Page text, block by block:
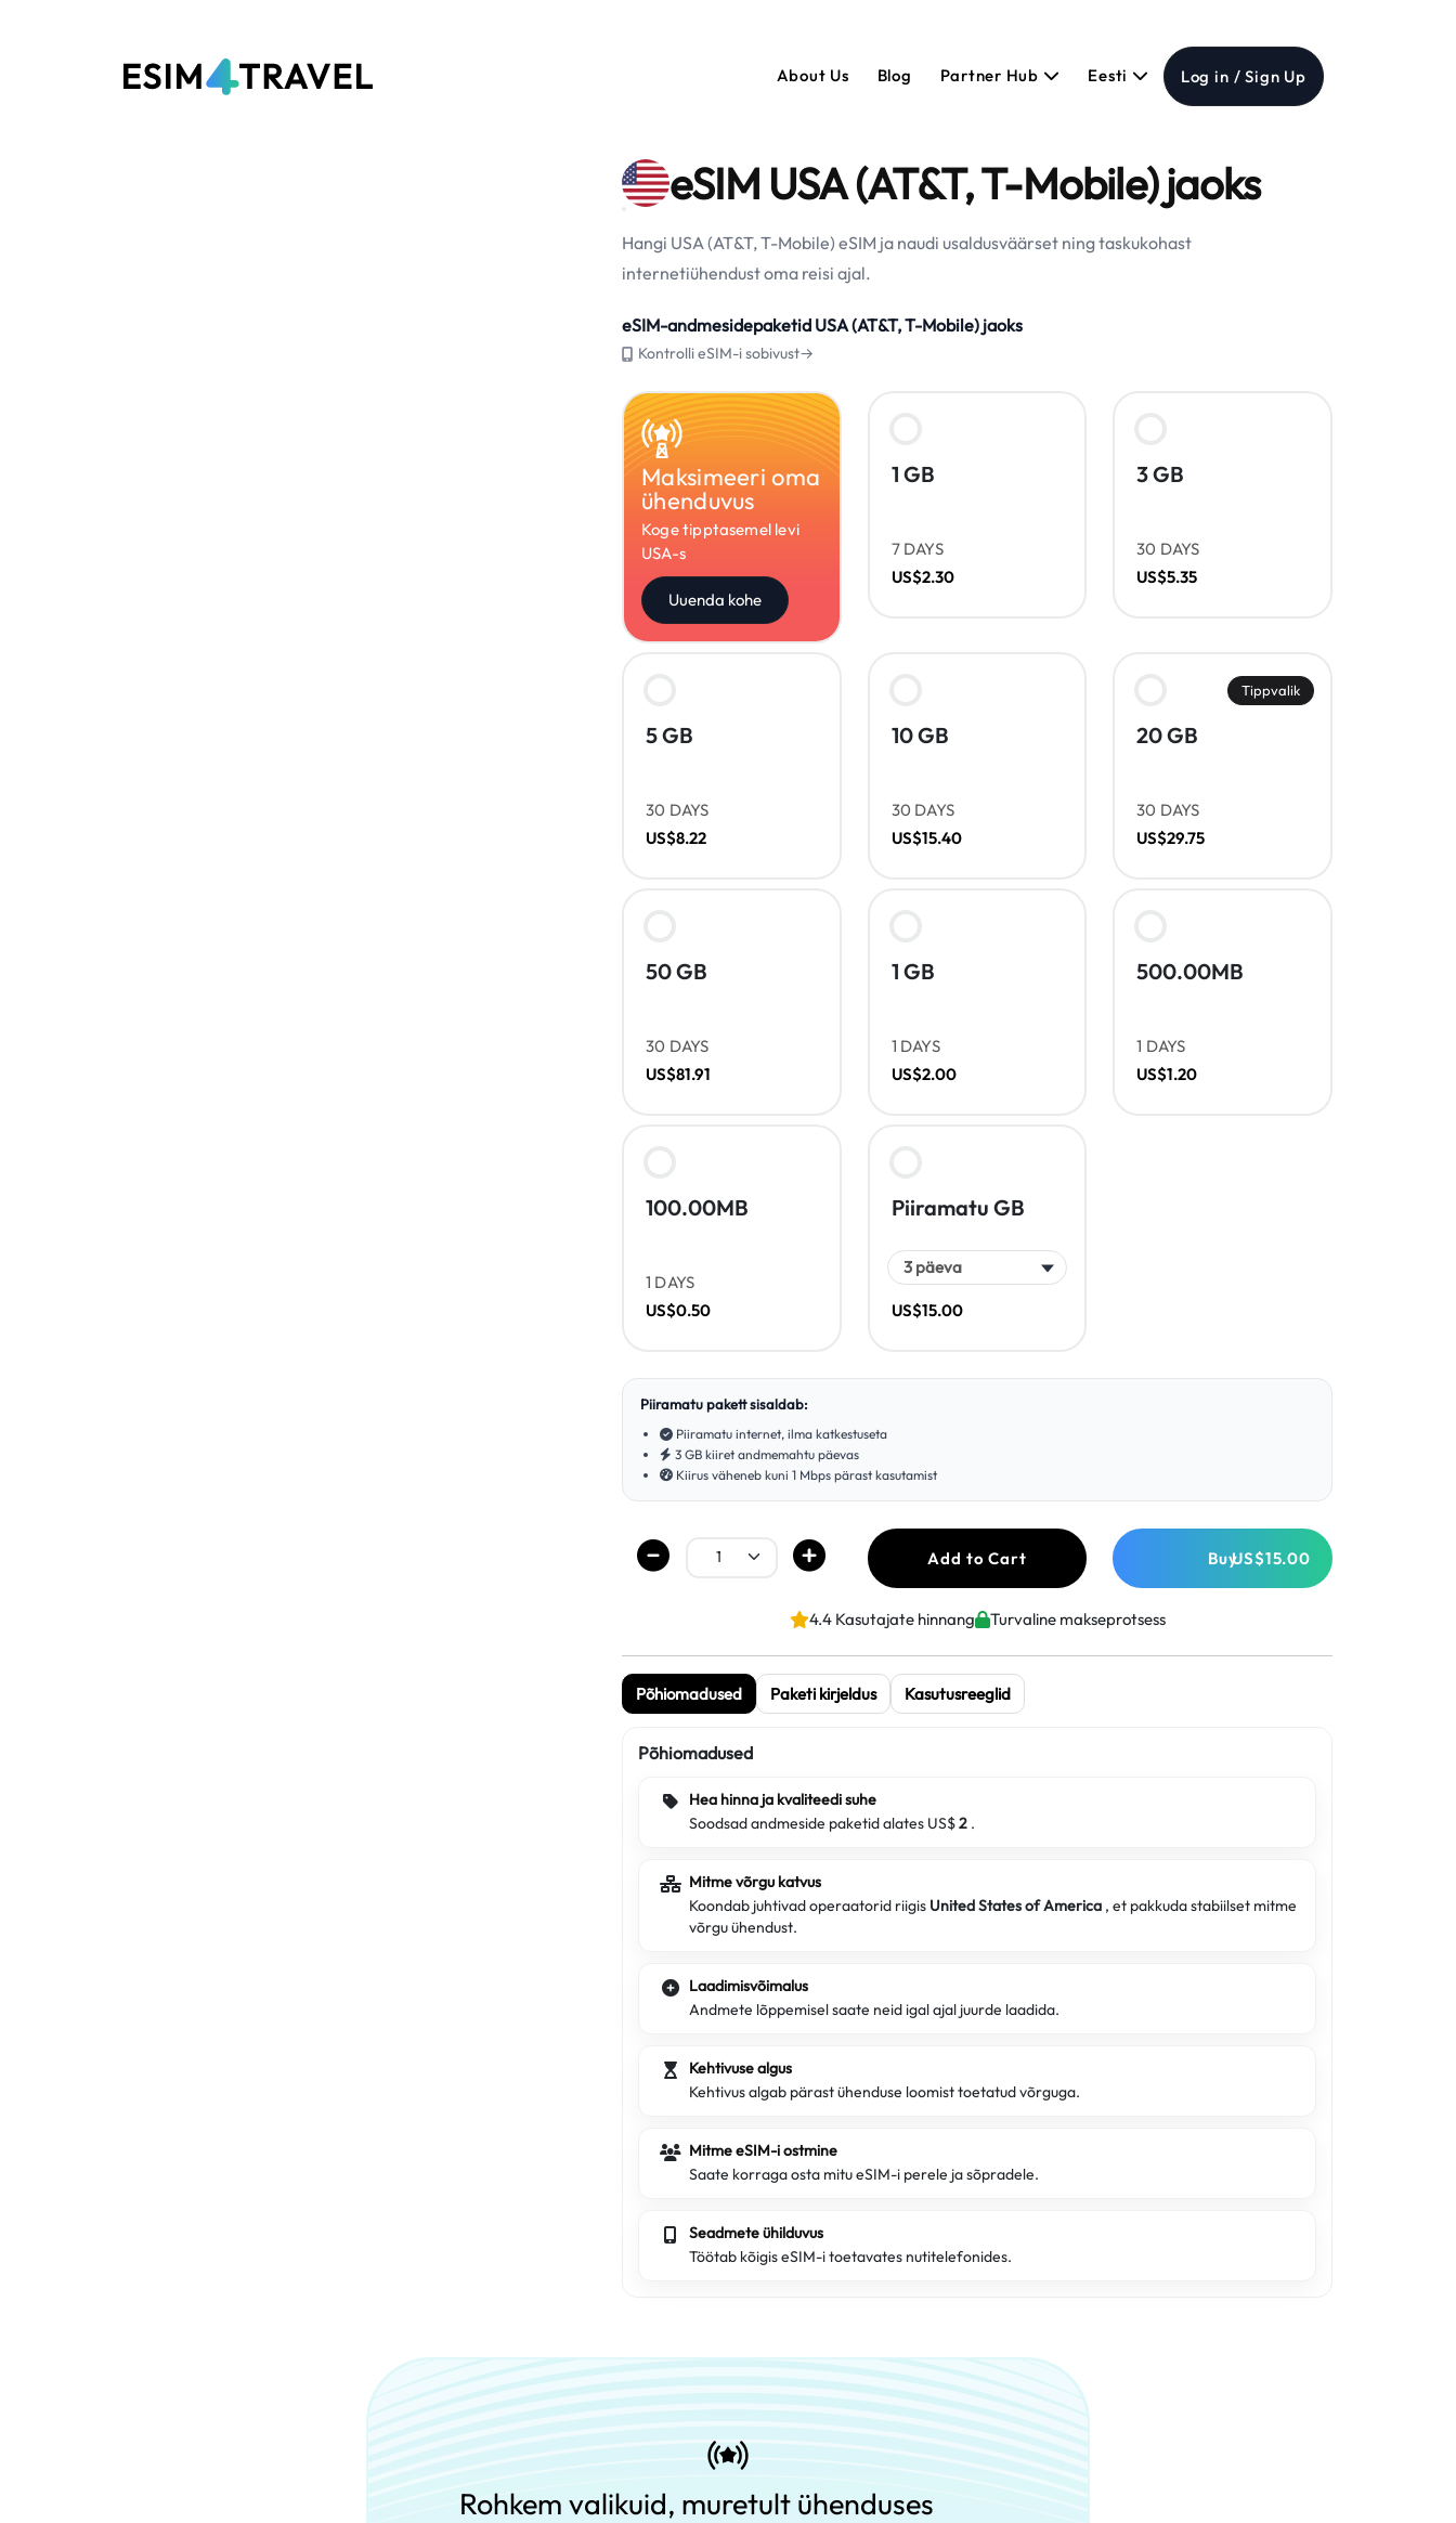
About Us Blog Partner Hub Eesti Log in / Sign Up
eSIM USA (AT&T, T-Mobile) jaoks
Hangi USA (AT&T, T-Mobile) eSIM ja naudi usaldusväärset ning taskukohast
internetiühendust oma reisi ajal.
eSIM-andmesidepaketid USA (AT&T, T-Mobile) jaoks
Kontrolli eSIM-i sobivust→
Maksimeeri oma
ühenduvus
Koge tipptasemel levi
USA-s
Uuenda kohe
1 GB
7 DAYS
US$2.30
3 GB
30 DAYS
US$5.35
5 GB
30 DAYS
US$8.22
10 GB
30 DAYS
US$15.40
Tippvalik
20 GB
30 DAYS
US$29.75
50 GB
30 DAYS
US$81.91
1 GB
1 DAYS
US$2.00
500.00MB
1 DAYS
US$1.20
100.00MB
1 DAYS
US$0.50
Piiramatu GB
US$15.00
Piiramatu pakett sisaldab:
Piiramatu internet, ilma katkestuseta
3 GB kiiret andmemahtu päevas
Kiirus väheneb kuni 1 Mbps pärast kasutamist
Add to Cart BuyUS$15.00
4.4 Kasutajate hinnang Turvaline makseprotsess
Põhiomadused Paketi kirjeldus Kasutusreeglid
Põhiomadused
Hea hinna ja kvaliteedi suhe
Soodsad andmeside paketid alates US$2 .
Mitme võrgu katvus
Koondab juhtivad operaatorid riigis United States of America , et pakkuda stabiilset mitme
võrgu ühendust.
Laadimisvõimalus
Andmete lõppemisel saate neid igal ajal juurde laadida.
Kehtivuse algus
Kehtivus algab pärast ühenduse loomist toetatud võrguga.
Mitme eSIM-i ostmine
Saate korraga osta mitu eSIM-i perele ja sõpradele.
Seadmete ühilduvus
Töötab kõigis eSIM-i toetavates nutitelefonides.
Rohkem valikuid, muretult ühenduses